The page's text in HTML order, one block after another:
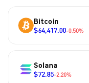
Bitcoin
$64,417.00-0.50%
Solana
$72.85-2.20%